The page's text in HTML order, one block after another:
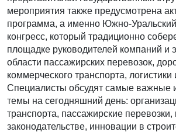
мероприятия также предусмотрена
программа, а именно Южно-
конгресс, который традиционно
площадке руководителей компаний и
области пассажирских перевозок,
коммерческого транспорта, логистики
Специалисты обсудят самые важные
темы на сегодняшний день:
транспорта, пассажирские
законодательстве, инновации в